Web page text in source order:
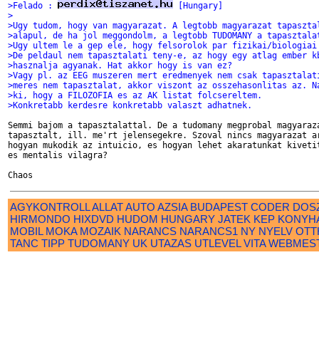
>Felado :
[Hungary]
>
>Ugy tudom, hogy van magyarazat. A legtobb magyarazat
>alapul, de ha jol meggondolm, a legtobb TUDOMANY a
>Ugy ultem le a gep ele, hogy felsorolok par fizikai/biologiai
>De peldaul nem tapasztalati teny-e, az hogy egy atlag ember
>hasznalja agyanak. Hat akkor hogy is van ez?
>Vagy pl. az EEG muszeren mert eredmenyek nem csak
>meres nem tapasztalat, akkor viszont az osszehasonlitas az.
>ki, hogy a FILOZOFIA es az AK listat folcsereltem.
>Konkretabb kerdesre konkretabb valaszt adhatnek.
Semmi bajom a tapasztalattal. De a tudomany megprobal
tapasztalt, ill. me'rt jelensegekre. Szoval nincs magyarazat
hogyan mukodik az intuicio, es hogyan lehet akaratunkat
es mentalis vilagra?
AGYKONTROLLALLATAUTO AZSIA BUDAPEST CODER
HIRMONDO HIXDVD HUDOM HUNGARY JATEK KEP
MOBIL MOKA MOZAIK NARANCS NARANCS1 NY NYELV
TANC TIPP TUDOMANY UK UTAZAS UTLEVEL VITA